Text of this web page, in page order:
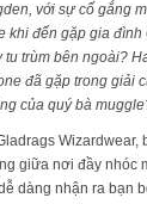
với sự cố gắng
khi đến gặp gia đình
tu trùm bên ngoài?
đã gặp trong giải
của quý bà
Wizardwear,
giữa nơi đầy nhóc
dàng nhận ra bạn